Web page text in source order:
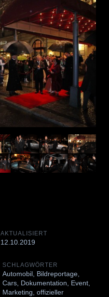
AKTUALISIERT
12.10.2019
SCHLAGWÖRTER
Automobil Bildreportage
Cars Dokumentation Event
Marketing ,offizieller